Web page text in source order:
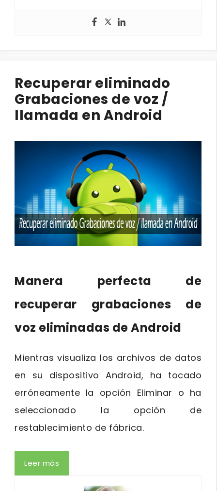
Recuperar eliminado
Grabaciones de voz /
llamada en Android
Manera perfecta de
recuperar grabaciones de
voz eliminadas de Android
Mientras visualiza los archivos de datos
en su dispositivo Android, ha tocado
erróneamente la opción Eliminar o ha
seleccionado la opción de
restablecimiento de fábrica.
Leer más